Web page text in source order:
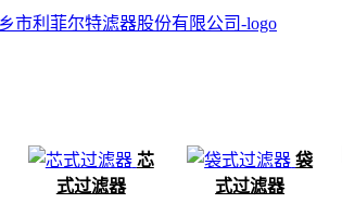
芯
式过滤器
袋
式过滤器